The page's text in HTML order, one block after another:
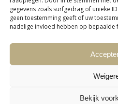
gegevens zoals surfgedrag of unieke
geen toestemming geeft of uw
nadelige invloed hebben op bepaalde
Bekijk
Copyright © Marina Makkum